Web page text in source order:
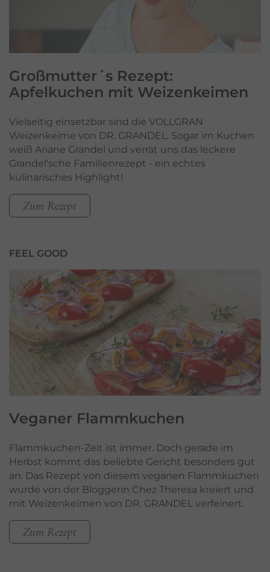
Großmutter´s Rezept:
Apfelkuchen mit Weizenkeimen
Vielseitig einsetzbar sind die VOLLGRAN
Weizenkeime von DR. GRANDEL. Sogar im Kuchen
weiß Ariane Grandel und verrät uns das leckere
Grandel'sche Familienrezept - ein echtes
kulinarisches Highlight!
Zum Rezept
FEEL GOOD
Veganer Flammkuchen
Flammkuchen-Zeit ist immer. Doch gerade im
Herbst kommt das beliebte Gericht besonders gut
an. Das Rezept von diesem veganen Flammkuchen
wurde von der Bloggerin Chez Theresa kreiert und
mit Weizenkeimen von DR. GRANDEL verfeinert.
Zum Rezept